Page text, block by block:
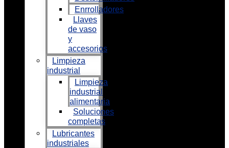
Enrrolladores
Llaves
de vaso
y
accesorios
Limpieza
industrial
Limpieza
industrial
alimentaria
Soluciones
completas
Lubricantes
industriales